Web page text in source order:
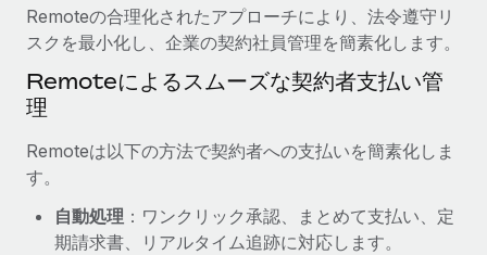
プラス）
Remoteの使命は、世界のどこにいても、あらゆる規模の企業が
業務に最適な人材を採用し、管理し、給与を支給できるようにす
ることです。この数週間で、新しい統合、機能、改良点をリリー
給与詐欺：種類、事例、ビジネスを守る方法
Remoteの合理化されたアプローチにより、法令遵守リ
スクを最小化し、企業の契約社員管理を簡素化します。
Remoteによるスムーズな契約者支払い管
理
Remoteは以下の方法で契約者への支払いを簡素化しま
す。
自動処理 ：ワンクリック承認、まとめて支払い、定
期請求書、リアルタイム追跡に対応します。